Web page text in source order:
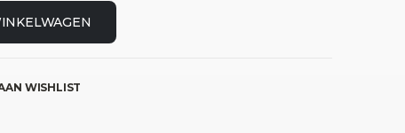
WISHLIST